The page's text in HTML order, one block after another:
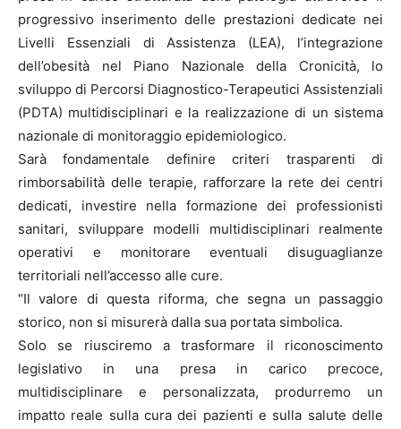
progressivo inserimento delle prestazioni dedicate nei
Livelli Essenziali di Assistenza (LEA), l’integrazione
dell’obesità nel Piano Nazionale della Cronicità, lo
sviluppo di Percorsi Diagnostico-Terapeutici Assistenziali
(PDTA) multidisciplinari e la realizzazione di un sistema
nazionale di monitoraggio epidemiologico.
Sarà fondamentale definire criteri trasparenti di
rimborsabilità delle terapie, rafforzare la rete dei centri
dedicati, investire nella formazione dei professionisti
sanitari, sviluppare modelli multidisciplinari realmente
operativi e monitorare eventuali disuguaglianze
territoriali nell’accesso alle cure.
“Il valore di questa riforma, che segna un passaggio
storico, non si misurerà dalla sua portata simbolica.
Solo se riusciremo a trasformare il riconoscimento
legislativo in una presa in carico precoce,
multidisciplinare e personalizzata, produrremo un
impatto reale sulla cura dei pazienti e sulla salute delle